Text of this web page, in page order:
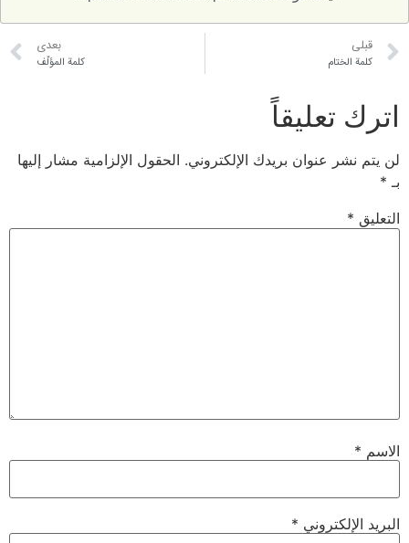
عنوان بريدك الإلكتروني. الحقول الإلزامية مشار إليها
*